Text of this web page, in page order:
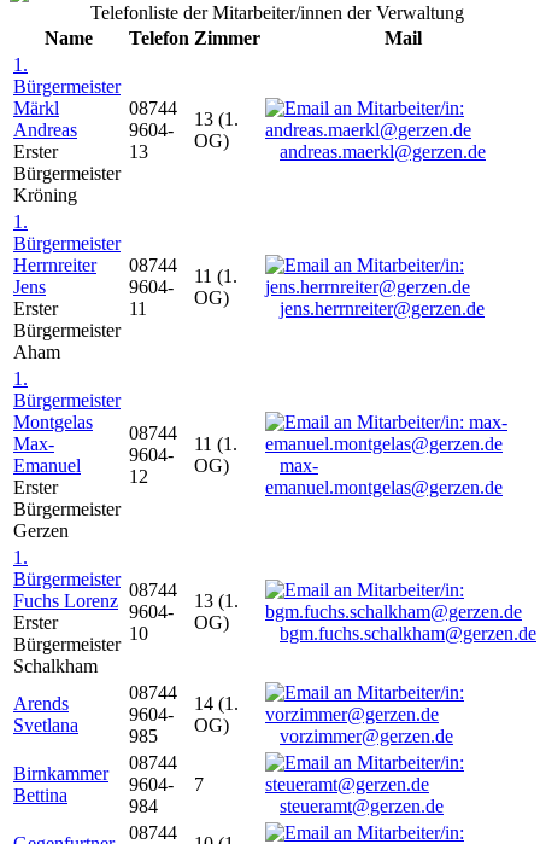
Telefonliste der Mitarbeiter/innen der Verwaltung
Name
Telefon Zimmer
Mail
1.
Bürgermeister
Märkl
Andreas
Erster
Bürgermeister
Kröning
08744
9604-
13
13 (1.
OG)
andreas.maerkl@gerzen.de
1.
Bürgermeister
Herrnreiter
Jens
Erster
Bürgermeister
Aham
08744
9604-
11
11 (1.
OG)
jens.herrnreiter@gerzen.de
1.
Bürgermeister
Montgelas
Max-
Emanuel
Erster
Bürgermeister
Gerzen
08744
9604-
12
11 (1.
OG)
max-
emanuel.montgelas@gerzen.de
1.
Bürgermeister
Fuchs Lorenz
Erster
Bürgermeister
Schalkham
08744
9604-
10
13 (1.
OG)
bgm.fuchs.schalkham@gerzen.de
Arends
Svetlana
08744
9604-
985
14 (1.
OG)
vorzimmer@gerzen.de
Birnkammer
Bettina
08744
9604-
984
7
steueramt@gerzen.de
08744